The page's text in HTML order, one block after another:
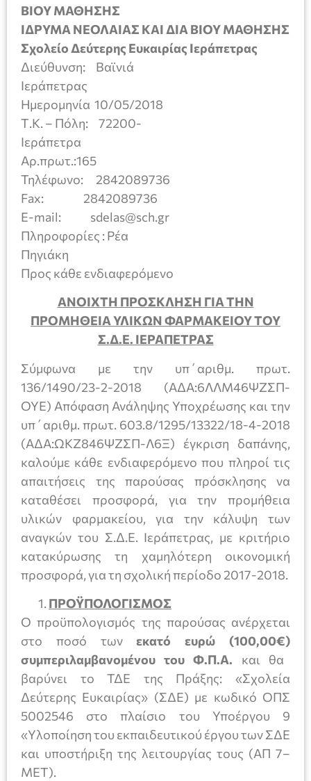
ΒΙΟΥ ΜΑΘΗΣΗΣ
ΙΔΡΥΜΑ ΝΕΟΛΑΙΑΣ ΚΑΙ ΔΙΑ ΒΙΟΥ ΜΑΘΗΣΗΣ
Σχολείο Δεύτερης Ευκαιρίας Ιεράπετρας
Διεύθυνση: Βαϊνιά
Ιεράπετρας
Ημερομηνία 10/05/2018
Τ.Κ. – Πόλη: 72200-
Ιεράπετρα
Αρ.πρωτ.:165
Τηλέφωνο: 2842089736
Fax: 2842089736
E-mail: sdelas@sch.gr
Πληροφορίες : Ρέα
Πηγιάκη
Προς κάθε ενδιαφερόμενο
ΑΝΟΙΧΤΗ ΠΡΟΣΚΛΗΣΗ ΓΙΑ ΤΗΝ
ΠΡΟΜΗΘΕΙΑ ΥΛΙΚΩΝ ΦΑΡΜΑΚΕΙΟΥ ΤΟΥ
Σ.Δ.Ε. ΙΕΡΑΠΕΤΡΑΣ
Σύμφωνα με την υπ΄αριθμ. πρωτ.
136/1490/23-2-2018 (ΑΔΑ:6ΛΛΜ46ΨΖΣΠ-
ΟΥΕ) Απόφαση Ανάληψης Υποχρέωσης και την
υπ΄αριθμ. πρωτ. 603.8/1295/13322/18-4-2018
(ΑΔΑ:ΩΚΖ846ΨΖΣΠ-Λ6Ξ) έγκριση δαπάνης,
καλούμε κάθε ενδιαφερόμενο που πληροί τις
απαιτήσεις της παρούσας πρόσκλησης να
καταθέσει προσφορά, για την προμήθεια
υλικών φαρμακείου, για την κάλυψη των
αναγκών του Σ.Δ.Ε. Ιεράπετρας, με κριτήριο
κατακύρωσης τη χαμηλότερη οικονομική
προσφορά, για τη σχολική περίοδο 2017-2018.
ΠΡΟΫΠΟΛΟΓΙΣΜΟΣ
Ο προϋπολογισμός της παρούσας ανέρχεται
στο ποσό τωνεκατό ευρώ (100,00€)
συμπεριλαμβανομένου του Φ.Π.Α. και θα
βαρύνει το ΤΔΕ της Πράξης: «Σχολεία
Δεύτερης Ευκαιρίας» (ΣΔΕ) με κωδικό ΟΠΣ
5002546 στο πλαίσιο του Υποέργου 9
«Υλοποίηση του εκπαιδευτικού έργου των ΣΔΕ
και υποστήριξη της λειτουργίας τους (ΑΠ 7–
ΜΕΤ).